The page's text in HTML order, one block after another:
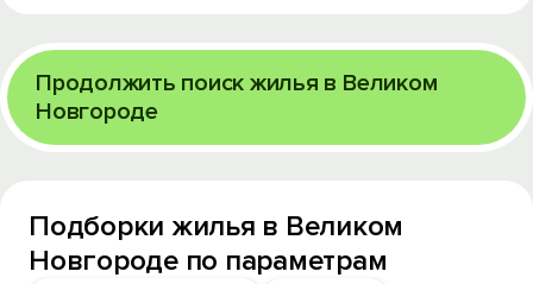
Продолжить поиск жилья в Великом
Новгороде
Подборки жилья в Великом
Новгороде по параметрам